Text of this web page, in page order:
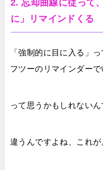
2. 忘却曲線に従って
に」リマインドくる
「強制的に目に入る」っ
フツーのリマインダーで
って思うかもしれないん
違うんですよね、これが